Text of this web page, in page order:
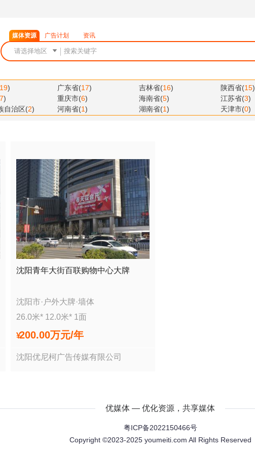
媒体资源 广告计划 资讯
19) 广东省(17) 吉林省(16) 陕西省(15)
7) 重庆市(6) 海南省(5) 江苏省(3)
自治区(2) 河南省(1) 湖南省(1) 天津市(0)
沈阳青年大街百联购物中心大牌
沈阳市· 户外大牌·墙体
26.0米* 12.0米* 1 面
¥200.00万元/年
沈阳优尼柯广告传媒有限公司
优媒体 — 优化资源，共享媒体
粤ICP备2022150466号
Copyright ©2023-2025 youmeiti.com All Rights Reserved